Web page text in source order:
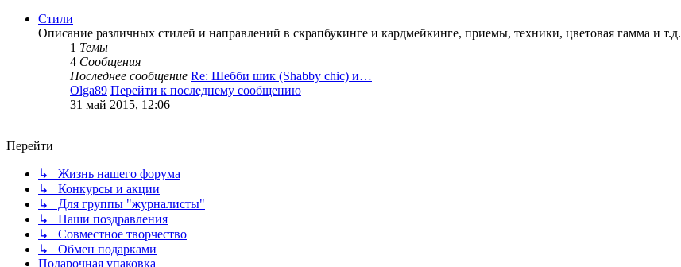
Стили
Описание различных стилей и направлений в скрапбукинге и кардмейкинге, приемы, техники, цветовая гамма и т.д.
1 Темы
4 Сообщения
Последнее сообщение Re: Шебби шик (Shabby chic) и…
Olga89 Перейти к последнему сообщению
31 май 2015, 12:06
Перейти
↳ Жизнь нашего форума
↳ Конкурсы и акции
↳ Для группы "журналисты"
↳ Наши поздравления
↳ Совместное творчество
↳ Обмен подарками
Подарочная упаковка